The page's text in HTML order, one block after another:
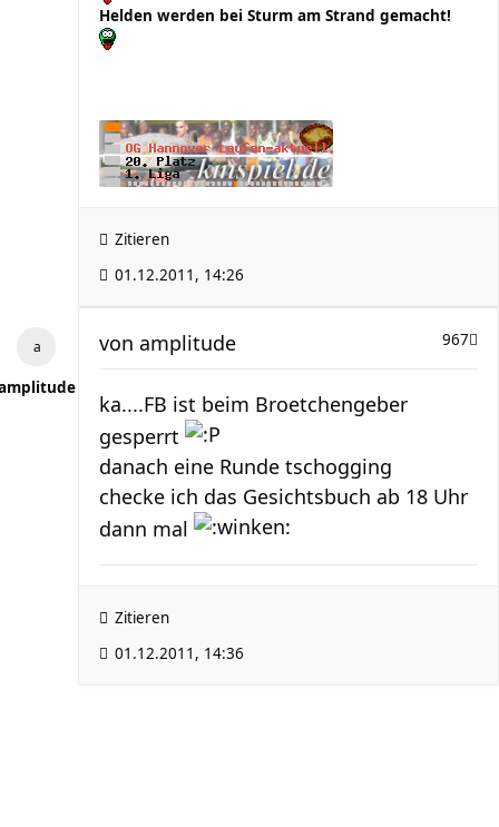
Helden werden bei Sturm am Strand gemacht!
Zitieren
01.12.2011, 14:26
967
von amplitude
ka....FB ist beim Broetchengeber
gesperrt
danach eine Runde tschogging
checke ich das Gesichtsbuch ab 18 Uhr
dann mal
Zitieren
01.12.2011, 14:36